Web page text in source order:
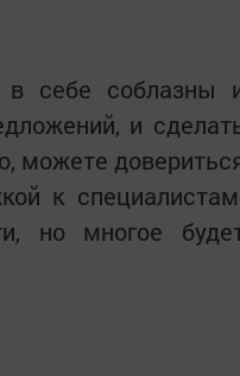
в себе соблазны
и
можете
к
но многое